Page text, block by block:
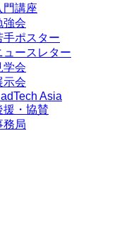
門講座
強会
手ポスター
ュースレター
学会
示会
Asia
援・協賛
務局